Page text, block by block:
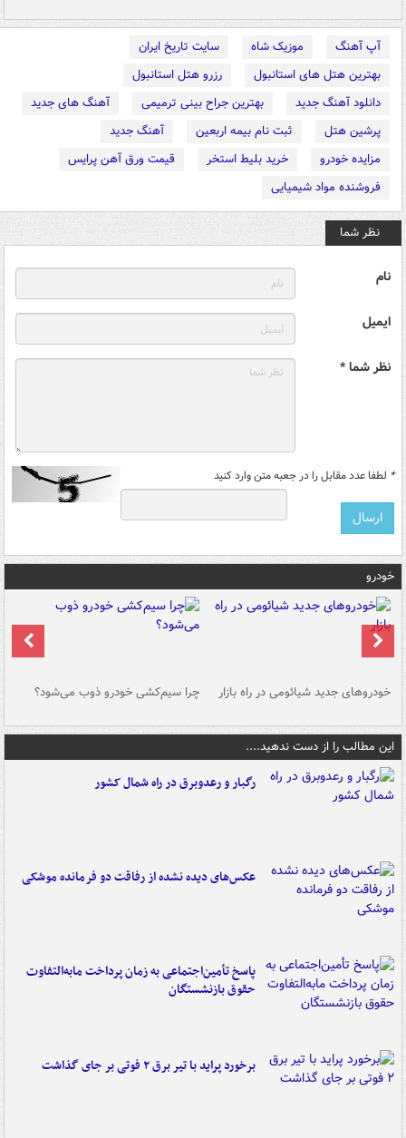
آپ آهنگ موزیک شاه
سایت تاریخ ایران
بهترین هتل های استانبول
رزرو هتل استانبول
دانلود آهنگ جدید
بهترین جراح بینی ترمیمی
آهنگ های جدید
پرشین هتل
ثبت نام بیمه اربعین
آهنگ جدید
مزایده خودرو
خرید بلیط استخر
قیمت ورق آهن پرایس
فروشنده مواد شیمیایی
نظر شما
نام
ایمیل
نظر شما *
* لطفا عدد مقابل را در جعبه متن وارد کنید
خودرو
خودروهای جدید شیائومی در راه بازار چرا سیم‌کشی خودرو ذوب می‌شود؟
این مطالب را از دست ندهید....
رگبار و رعدوبرق در راه شمال کشور
عکس‌های دیده نشده از رفاقت دو فرمانده‌ موشکی
پاسخ تأمین‌اجتماعی به زمان پرداخت مابه‌التفاوت
حقوق بازنشستگان
برخورد پراید با تیر برق ۲ فوتی بر جای گذاشت